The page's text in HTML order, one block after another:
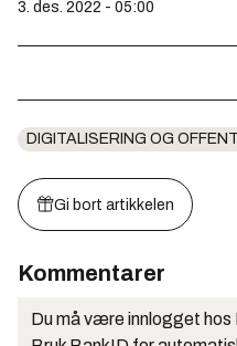
3. des. 2022 - 05:00
DIGITALISERING OG
Gi bort artikkelen
Kommentarer
Du må være innlogget